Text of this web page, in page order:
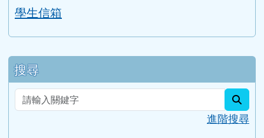
學生信箱
搜尋
進階搜尋